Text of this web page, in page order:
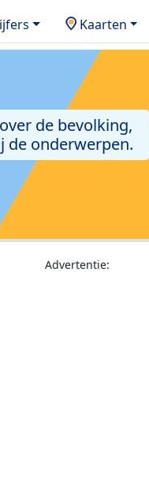
Kaarten
de bevolking,
de onderwerpen.
Advertentie: